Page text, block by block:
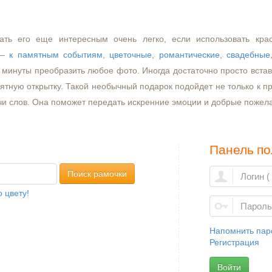
его еще интересным очень легко, если использовать
к памятным событиям цветочные романтические ,свадебные
преобразить любое фото. Иногда достаточно просто
открытку. Такой необычный подарок подойдет не только к
слов. Она поможет передать искренние эмоции и добрые
Поиск рамочки
цвету!
Панель
Напомнить
Регистрация
Войти